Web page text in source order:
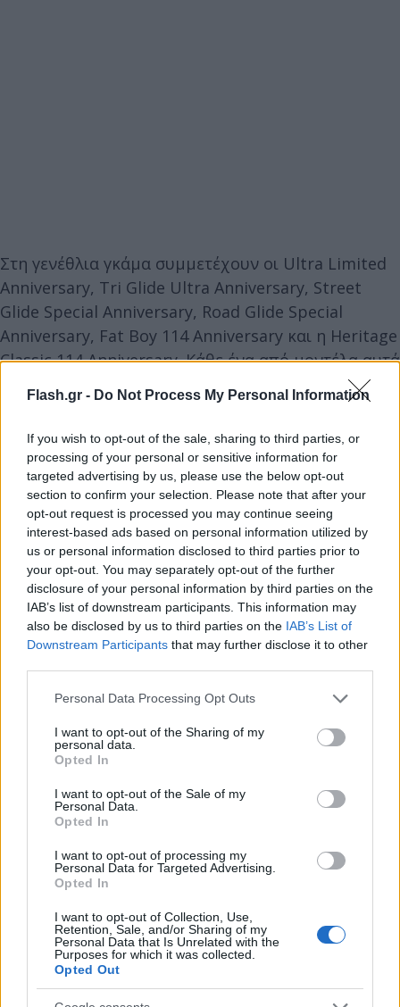
Flash.gr - Do Not Process My Personal Information
If you wish to opt-out of the sale, sharing to third parties, or
processing of your personal or sensitive information for
targeted advertising by us, please use the below opt-out
section to confirm your selection. Please note that after your
opt-out request is processed you may continue seeing
interest-based ads based on personal information utilized by
us or personal information disclosed to third parties prior to
your opt-out. You may separately opt-out of the further
disclosure of your personal information by third parties on the
IAB’s list of downstream participants. This information may
also be disclosed by us to third parties on the IAB’s List of
Downstream Participants that may further disclose it to other
Please note that this website/app uses one or more Google
not limited to your visit or usage behaviour. You may click to
grant or deny consent to Google and its third-party tags to
use your data for below specified purposes in below Google
consent section.
Personal Data Processing Opt Outs
I want to opt-out of the Sharing of my
personal data.
Opted In
I want to opt-out of the Sale of my
Personal Data.
Opted In
I want to opt-out of processing my
Personal Data for Targeted Advertising.
Opted In
I want to opt-out of Collection, Use,
Retention, Sale, and/or Sharing of my
Personal Data that Is Unrelated with the
Purposes for which it was collected.
Opted Out
Στη γενέθλια γκάμα συμμετέχουν οι Ultra Limited
Anniversary, Tri Glide Ultra Anniversary, Street
Glide Special Anniversary, Road Glide Special
Anniversary, Fat Boy 114 Anniversary και η Heritage
Classic 114 Anniversary. Κάθε ένα από μοντέλα αυτά
φέρει έναν ειδικό χρωματικό συνδυασμό με βάση
το κόκκινο, έντονες λεπτομέρειες με βάση το
χρυσό και ανοιχτές αποχρώσεις του κόκκινου,
αλλά και μαύρες επιφάνειες, που κρύβουν τον όγκο
στα πιο μεγάλα τουριστικά μοντέλα δίνοντας
κίνηση στη σιλουέτα, ακόμη και όταν είναι
στατικές.
https://www.youtube.com/watch?v=oT__Ai80-7k
Το ρεζερβουάρ κοσμεί ένα ειδικό σήμα σε στυλ Art
Deco με τον κλασικό αετό, ενώ χρυσές
σέλας. Η παραγωγή των επετειακών Harley θα είναι
περιορσμένη, άλλα όχι στους ίδιους αριθμούς για
όλα τα μοντέλα. Για παράδειγμα, η δημοφιλής Fat
Limited Anniversary σε 1.300 με τα υπόλοιπα
μοντέλα να βρίσκονται κάπου ανάμεσα σε αυτούς
τους αριθμούς.